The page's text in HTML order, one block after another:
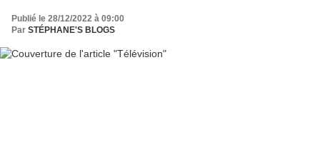
Publié le 28/12/2022 à 09:00
Par STÉPHANE'S BLOGS